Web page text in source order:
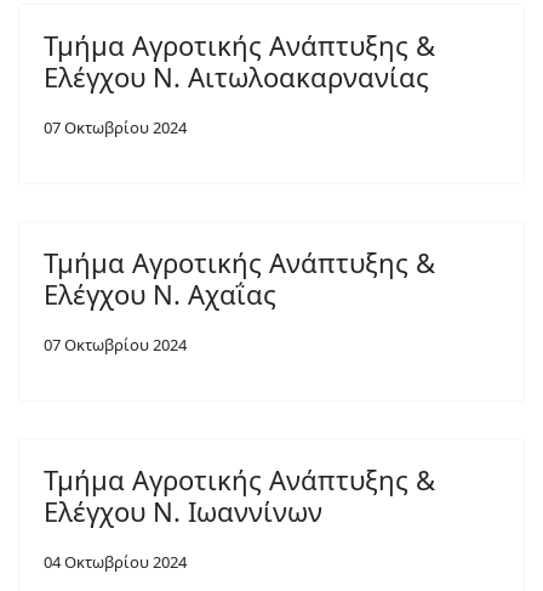
Τμήμα Αγροτικής Ανάπτυξης &
Ελέγχου Ν. Αιτωλοακαρνανίας
07 Οκτωβρίου 2024
Τμήμα Αγροτικής Ανάπτυξης &
Ελέγχου Ν. Αχαΐας
07 Οκτωβρίου 2024
Τμήμα Αγροτικής Ανάπτυξης &
Ελέγχου Ν. Ιωαννίνων
04 Οκτωβρίου 2024